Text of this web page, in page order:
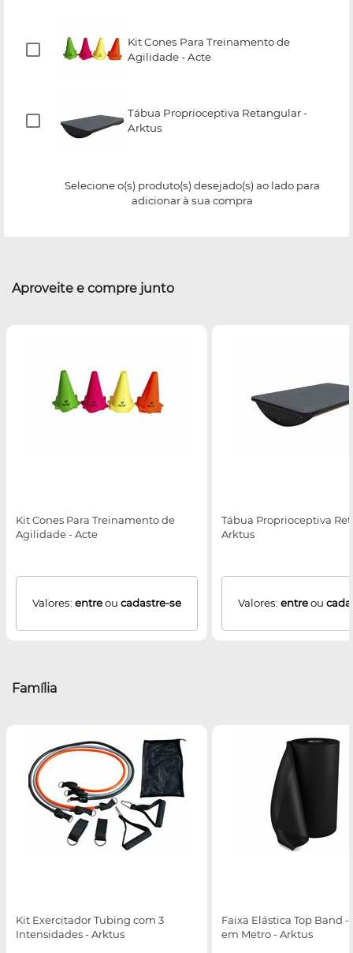
Kit Cones Para Treinamento de
Agilidade - Acte
Tábua Proprioceptiva Retangular -
Arktus
Selecione o(s) produto(s) desejado(s) ao lado para
adicionar à sua compra
Aproveite e compre junto
Kit Cones Para Treinamento de
Agilidade - Acte
Valores: entreou cadastre-se
Tábua Proprioceptiva
Arktus
Valores: entreou
Família
Kit Exercitador Tubing com 3
Intensidades - Arktus
Faixa Elástica Top Band
em Metro - Arktus